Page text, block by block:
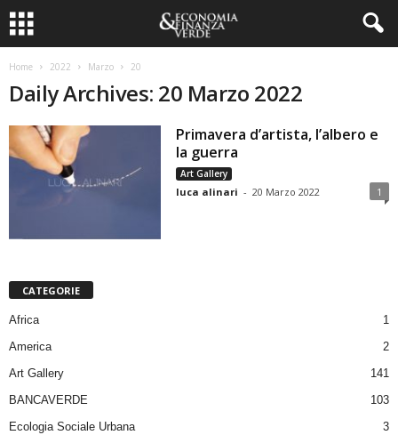
Home 2022 Marzo 20
Daily Archives: 20 Marzo 2022
Primavera d’artista, l’albero e
la guerra
Art Gallery
luca alinari - 20 Marzo 2022 1
CATEGORIE
Africa
1
America
2
Art Gallery
141
BANCAVERDE
103
Ecologia Sociale Urbana
3